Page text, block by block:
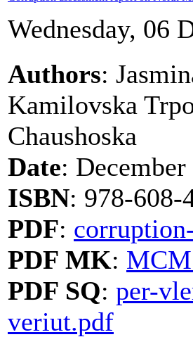
Wednesday, 06
Authors:
Kamilovska
Chaushoska
Date: December
ISBN: 978-608-
PDF:
PDF MK:
PDF SQ: per-
veriut.pdf